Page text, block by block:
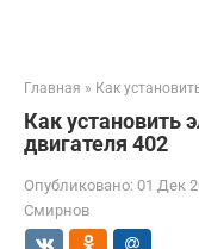
Главная » Как
Как установить
двигателя 402
Опубликовано: 01 Дек
Смирнов